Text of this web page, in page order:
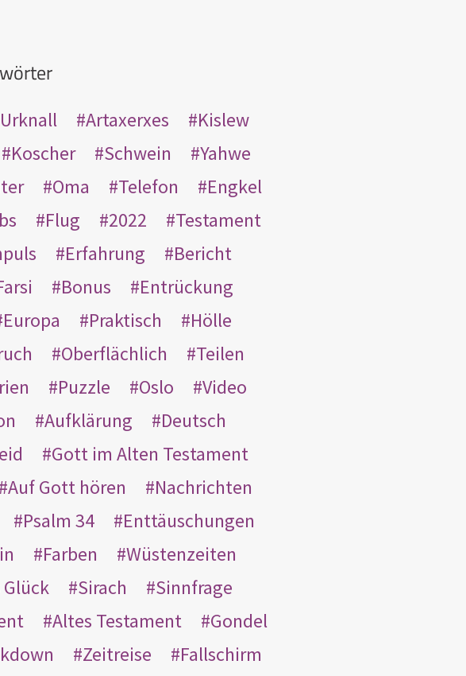
Urknall Artaxerxes
Kislew
Koscher Schwein
Yahwe
Oma Telefon
Engkel
Flug 2022
Testament
Erfahrung
Bericht
Bonus
Entrückung
Europa Praktisch
Hölle
Oberflächlich
Teilen
Puzzle Oslo
Video
Aufklärung
Deutsch
Gott im Alten Testament
Auf Gott hören
Nachrichten
Psalm 34
Enttäuschungen
Farben
Wüstenzeiten
Glück Sirach
Sinnfrage
Altes Testament
Gondel
Zeitreise
Fallschirm